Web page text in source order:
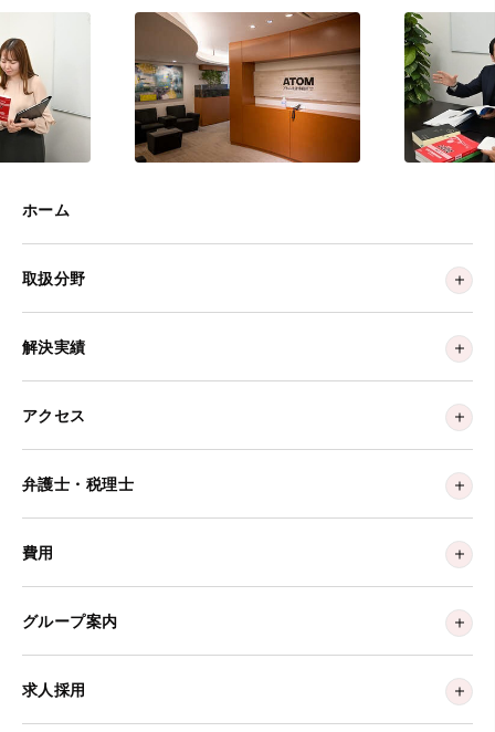
ホーム
取扱分野
解決実績
アクセス
弁護士・税理士
費用
グループ案内
求人採用